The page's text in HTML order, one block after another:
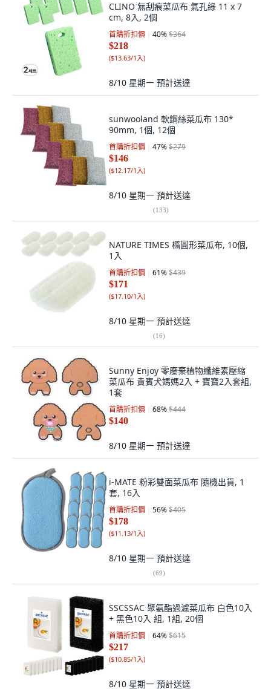
CLINO 無刮痕菜瓜布 氣孔綠 11 x 7
cm, 8入, 2個
首購折扣價 40%$364
$218
($13.63/1入)
8/10 星期一 預計送達
sunwooland 軟鋼絲菜瓜布 130*
90mm, 1個, 12個
首購折扣價 47%$279
$146
($12.17/1入)
8/10 星期一 預計送達
(133)
NATURE TIMES 橢圓形菜瓜布, 10個,
1入
首購折扣價 61%$439
$171
($17.10/1入)
8/10 星期一 預計送達
(16)
Sunny Enjoy 零廢棄植物纖維素壓縮
菜瓜布 貴賓犬媽媽2入 + 寶寶2入套組,
1套
首購折扣價 68%$444
$140
8/10 星期一 預計送達
i-MATE 粉彩雙面菜瓜布 隨機出貨, 1
套, 16入
首購折扣價 56%$405
$178
($11.13/1入)
8/10 星期一 預計送達
(69)
SSCSSAC 聚氨酯過濾菜瓜布 白色10入
+ 黑色10入 組, 1組, 20個
首購折扣價 64%$615
$217
($10.85/1入)
8/10 星期一 預計送達